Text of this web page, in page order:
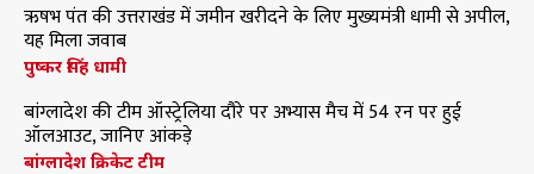
ऋषभ पंत की उत्तराखंड में जमीन खरीदने के लिए मुख्यमंत्री धामी से अपील,
यह मिला जवाब
पुष्कर सिंह धामी
बांग्लादेश की टीम ऑस्ट्रेलिया दौरे पर अभ्यास मैच में 54 रन पर हुई
ऑलआउट, जानिए आंकड़े
बांग्लादेश क्रिकेट टीम